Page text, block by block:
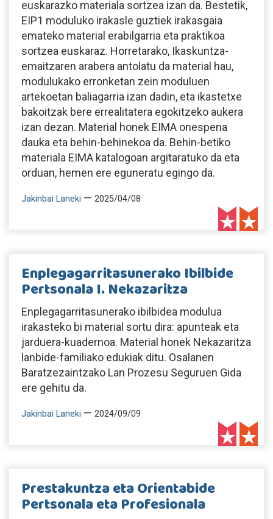
euskarazko materiala sortzea izan da. Bestetik,
EIP1 moduluko irakasle guztiek irakasgaia
emateko material erabilgarria eta praktikoa
sortzea euskaraz. Horretarako, Ikaskuntza-
emaitzaren arabera antolatu da material hau,
modulukako erronketan zein moduluen
artekoetan baliagarria izan dadin, eta ikastetxe
bakoitzak bere errealitatera egokitzeko aukera
izan dezan. Material honek EIMA onespena
dauka eta behin-behinekoa da. Behin-betiko
materiala EIMA katalogoan argitaratuko da eta
orduan, hemen ere eguneratu egingo da.
Jakinbai Laneki — 2025/04/08
Enplegagarritasunerako Ibilbide
Pertsonala I. Nekazaritza
Enplegagarritasunerako ibilbidea modulua
irakasteko bi material sortu dira: apunteak eta
jarduera-kuadernoa. Material honek Nekazaritza
lanbide-familiako edukiak ditu. Osalanen
Baratzezaintzako Lan Prozesu Seguruen Gida
ere gehitu da.
Jakinbai Laneki — 2024/09/09
Prestakuntza eta Orientabide
Pertsonala eta Profesionala